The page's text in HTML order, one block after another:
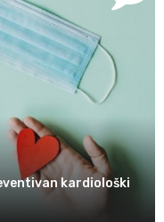
kardiološki